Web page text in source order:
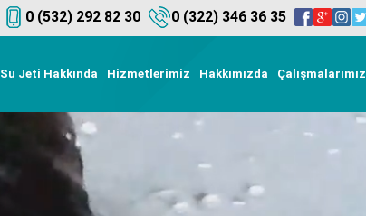
0 (532) 292 82 30 0 (322) 346 36 35
Su Jeti Hakkında Hizmetlerimiz Hakkımızda Çalışmalarımız